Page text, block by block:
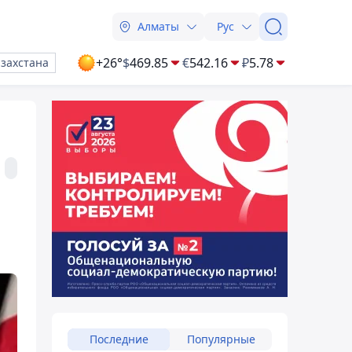
Алматы Рус
+26°$469.85 €542.16 ₽5.78
Последние Популярные